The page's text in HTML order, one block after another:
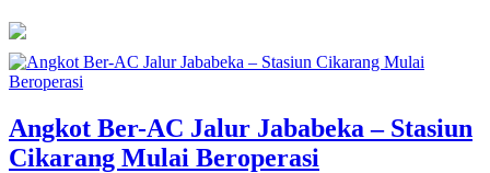
Angkot Ber-AC Jalur Jababeka – Stasiun
Cikarang Mulai Beroperasi